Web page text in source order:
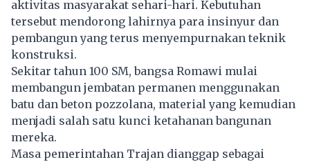
aktivitas masyarakat sehari-hari. Kebutuhan
tersebut mendorong lahirnya para insinyur dan
pembangun yang terus menyempurnakan teknik
konstruksi.
Sekitar tahun 100 SM, bangsa Romawi mulai
membangun jembatan permanen menggunakan
batu dan beton pozzolana, material yang kemudian
menjadi salah satu kunci ketahanan bangunan
mereka.
Masa pemerintahan Trajan dianggap sebagai